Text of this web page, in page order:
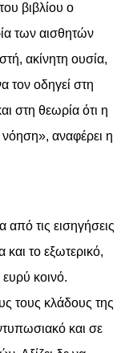
βιβλίου ο
των αισθητών
ακίνητη ουσία,
τον οδηγεί στη
στη θεωρία ότι η
νόηση», αναφέρει η
τις εισηγήσεις
το εξωτερικό,
ευρύ κοινό.
τους κλάδους της
και σε